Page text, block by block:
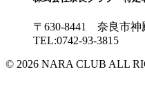
〒630-8441 奈良市
TEL:0742-93-3815
© 2026 NARA CLUB ALL